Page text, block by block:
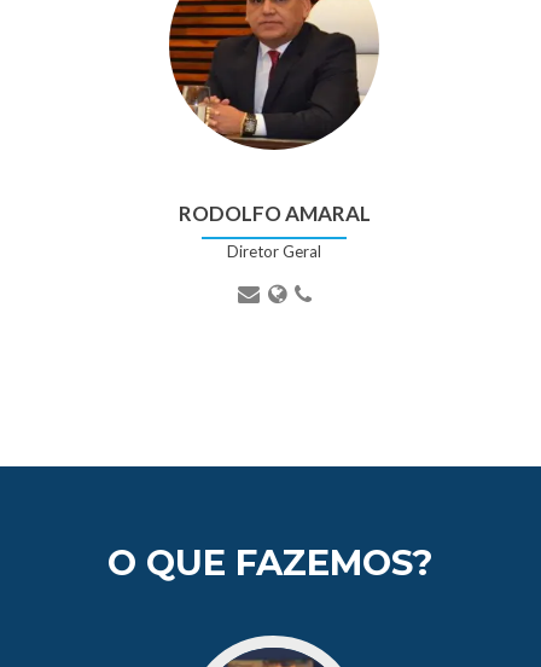
RODOLFO AMARAL
Diretor Geral
O QUE FAZEMOS?